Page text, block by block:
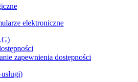
elektroniczne
zapewnienia dostępności